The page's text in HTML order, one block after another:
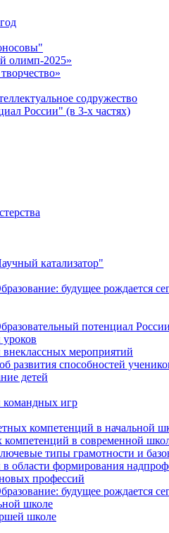
олимп-2025»
содружество
России" (в 3-х частях)
катализатор"
будущее рождается
потенциал
уроков
внеклассных мероприятий
развития способностей
детей
командных игр
компетенций в начальной
компетенций в современной
типы грамотности и
в области формирования
профессий
будущее рождается
школе
школе